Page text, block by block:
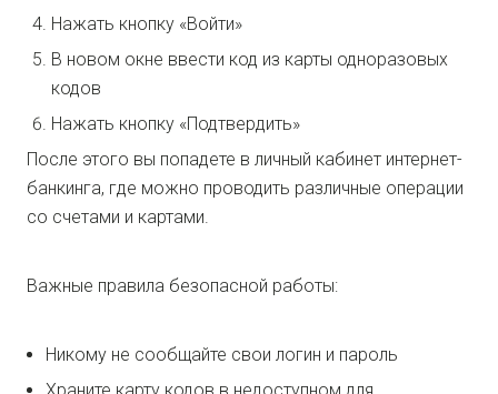
Нажать кнопку «Войти»
В новом окне ввести код из карты одноразовых
кодов
Нажать кнопку «Подтвердить»
После этого вы попадете в личный кабинет интернет-
банкинга, где можно проводить различные операции
со счетами и картами.
Важные правила безопасной работы:
Никому не сообщайте свои логин и пароль